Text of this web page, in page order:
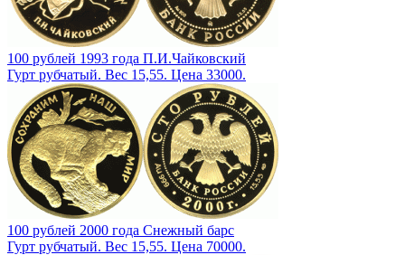
100 рублей 1993 года П.И.Чайковский
Гурт рубчатый. Вес 15,55. Цена 33000.
100 рублей 2000 года Снежный барс
Гурт рубчатый. Вес 15,55. Цена 70000.